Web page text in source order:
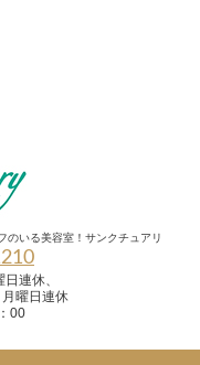
のいる美容室！サンクチュアリ
連休、
日連休
00